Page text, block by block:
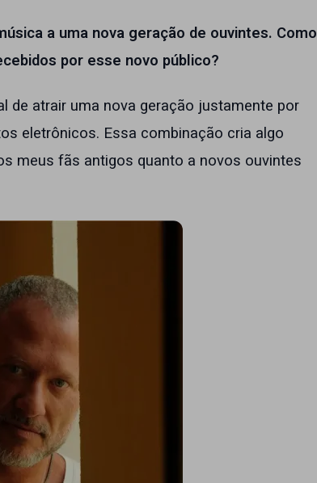
a uma nova geração de ouvintes. Como
por esse novo público?
de atrair uma nova geração justamente por
eletrônicos. Essa combinação cria algo
meus fãs antigos quanto a novos ouvintes